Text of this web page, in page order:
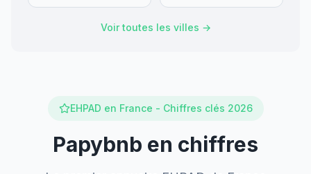
Voir toutes les villes →
EHPAD en France - Chiffres clés 2026
Papybnb en chiffres